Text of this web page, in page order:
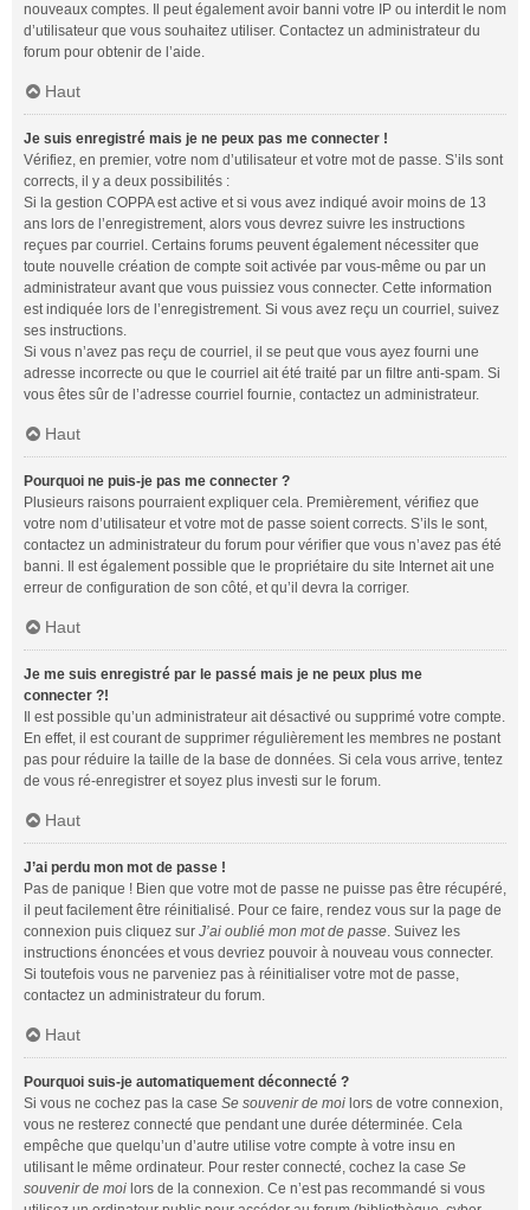
nouveaux comptes. Il peut également avoir banni votre IP ou interdit le nom
d’utilisateur que vous souhaitez utiliser. Contactez un administrateur du
forum pour obtenir de l’aide.
Haut
Je suis enregistré mais je ne peux pas me connecter !
Vérifiez, en premier, votre nom d’utilisateur et votre mot de passe. S’ils sont
corrects, il y a deux possibilités :
Si la gestion COPPA est active et si vous avez indiqué avoir moins de 13
ans lors de l’enregistrement, alors vous devrez suivre les instructions
reçues par courriel. Certains forums peuvent également nécessiter que
toute nouvelle création de compte soit activée par vous-même ou par un
administrateur avant que vous puissiez vous connecter. Cette information
est indiquée lors de l’enregistrement. Si vous avez reçu un courriel, suivez
ses instructions.
Si vous n’avez pas reçu de courriel, il se peut que vous ayez fourni une
adresse incorrecte ou que le courriel ait été traité par un filtre anti-spam. Si
vous êtes sûr de l’adresse courriel fournie, contactez un administrateur.
Haut
Pourquoi ne puis-je pas me connecter ?
Plusieurs raisons pourraient expliquer cela. Premièrement, vérifiez que
votre nom d’utilisateur et votre mot de passe soient corrects. S’ils le sont,
contactez un administrateur du forum pour vérifier que vous n’avez pas été
banni. Il est également possible que le propriétaire du site Internet ait une
erreur de configuration de son côté, et qu’il devra la corriger.
Haut
Je me suis enregistré par le passé mais je ne peux plus me
connecter ?!
Il est possible qu’un administrateur ait désactivé ou supprimé votre compte.
En effet, il est courant de supprimer régulièrement les membres ne postant
pas pour réduire la taille de la base de données. Si cela vous arrive, tentez
de vous ré-enregistrer et soyez plus investi sur le forum.
Haut
J’ai perdu mon mot de passe !
Pas de panique ! Bien que votre mot de passe ne puisse pas être récupéré,
il peut facilement être réinitialisé. Pour ce faire, rendez vous sur la page de
connexion puis cliquez sur J’ai oublié mon mot de passe. Suivez les
instructions énoncées et vous devriez pouvoir à nouveau vous connecter.
Si toutefois vous ne parveniez pas à réinitialiser votre mot de passe,
contactez un administrateur du forum.
Haut
Pourquoi suis-je automatiquement déconnecté ?
Si vous ne cochez pas la case Se souvenir de moi lors de votre connexion,
vous ne resterez connecté que pendant une durée déterminée. Cela
empêche que quelqu’un d’autre utilise votre compte à votre insu en
utilisant le même ordinateur. Pour rester connecté, cochez la case Se
souvenir de moi lors de la connexion. Ce n’est pas recommandé si vous